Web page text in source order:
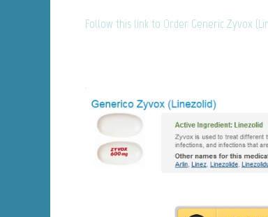
Follow this link to Order Generic Zyvox